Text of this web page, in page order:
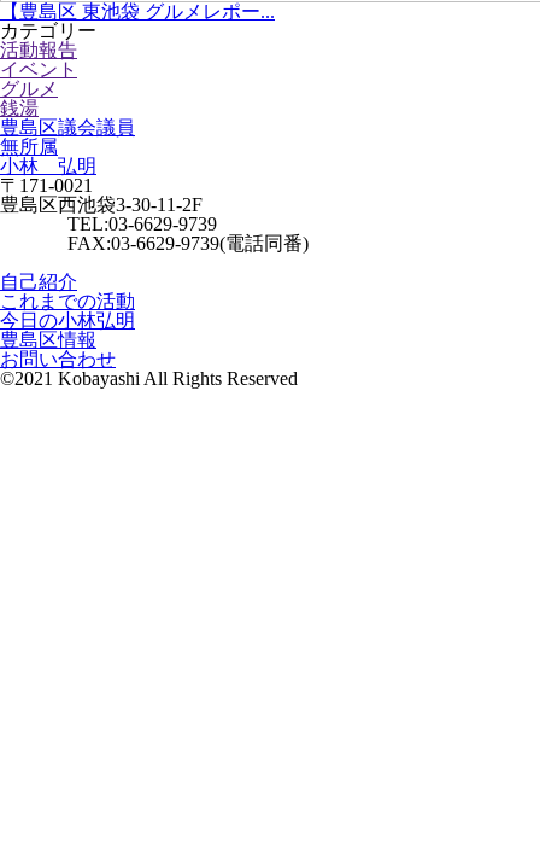
【豊島区 東池袋 グルメレポー...
カテゴリー
活動報告
イベント
グルメ
銭湯
豊島区議会議員
無所属
小林 弘明
〒171-0021
豊島区西池袋3-30-11-2F
TEL:03-6629-9739
FAX:03-6629-9739(電話同番)
自己紹介
これまでの活動
今日の小林弘明
豊島区情報
お問い合わせ
©2021 Kobayashi All Rights Reserved